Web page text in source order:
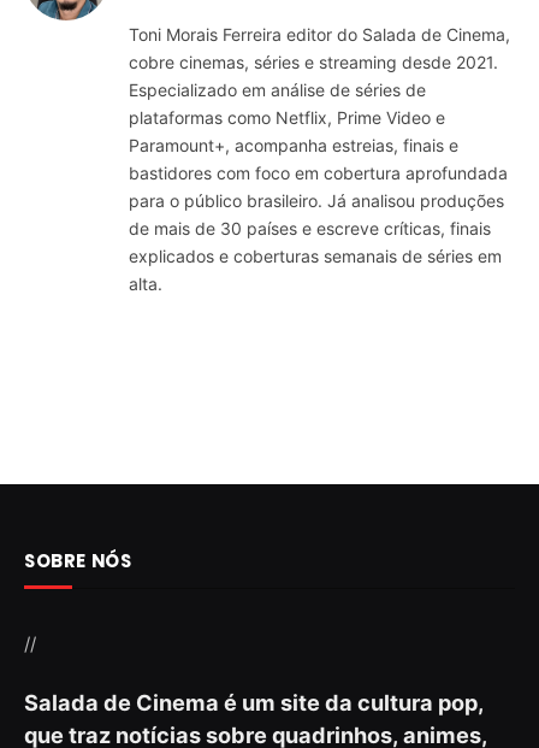
Toni Morais Ferreira editor do Salada de Cinema,
cobre cinemas, séries e streaming desde 2021.
Especializado em análise de séries de
plataformas como Netflix, Prime Video e
Paramount+, acompanha estreias, finais e
bastidores com foco em cobertura aprofundada
para o público brasileiro. Já analisou produções
de mais de 30 países e escreve críticas, finais
explicados e coberturas semanais de séries em
alta.
SOBRE NÓS
//
Salada de Cinema é um site da cultura pop,
que traz notícias sobre quadrinhos, animes,